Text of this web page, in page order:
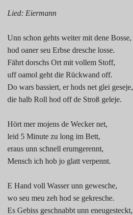
Lied: Eiermann
Unn schon gehts weiter mit dene Bosse,
hod oaner seu Erbse dresche losse.
Fährt dorschs Ort mit vollem Stoff,
uff oamol geht die Rückwand off.
Do wars bassiert, er hods net glei geseje,
die halb Roll hod off de Stroß geleje.
Hört mer mojens de Wecker net,
leid 5 Minute zu long im Bett,
eraus unn schnell erumgerennt,
Mensch ich hob jo glatt verpennt.
E Hand voll Wasser unn gewesche,
wo seu meu zeh hod se gekresche.
Es Gebiss geschnabbt unn eneugesteckt,